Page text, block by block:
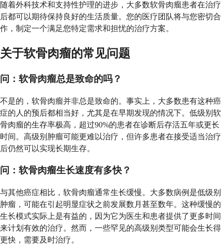
随着外科技术和支持性护理的进步，大多数软骨肉瘤患者在治疗
后都可以期待保持良好的生活质量。您的医疗团队将与您密切合
作，制定一个满足您特定需求和担忧的治疗方案。
关于软骨肉瘤的常见问题
问：软骨肉瘤总是致命的吗？
不是的，软骨肉瘤并非总是致命的。事实上，大多数患有这种癌
症的人的预后都相当好，尤其是在早期发现的情况下。低级别软
骨肉瘤的生存率极高，超过90%的患者在诊断后存活五年或更长
时间。高级别肿瘤可能更难以治疗，但许多患者在接受适当治疗
后仍然可以实现长期生存。
问：软骨肉瘤生长速度有多快？
与其他癌症相比，软骨肉瘤通常生长缓慢。大多数病例是低级别
肿瘤，可能在引起明显症状之前发展数月甚至数年。这种缓慢的
生长模式实际上是有益的，因为它为医生和患者提供了更多时间
来计划有效的治疗。然而，一些罕见的高级别类型可能会生长得
更快，需要及时治疗。